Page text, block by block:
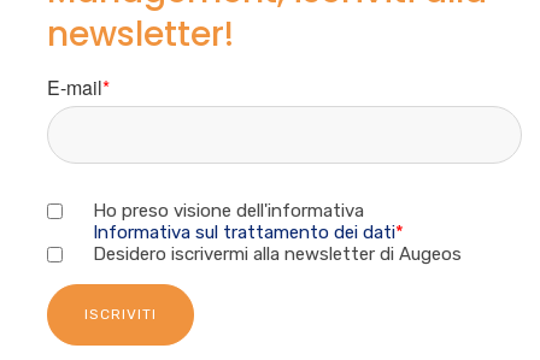
newsletter!
E-mail*
Ho preso visione dell'informativa
Informativa sul trattamento dei dati*
Desidero iscrivermi alla newsletter di Augeos